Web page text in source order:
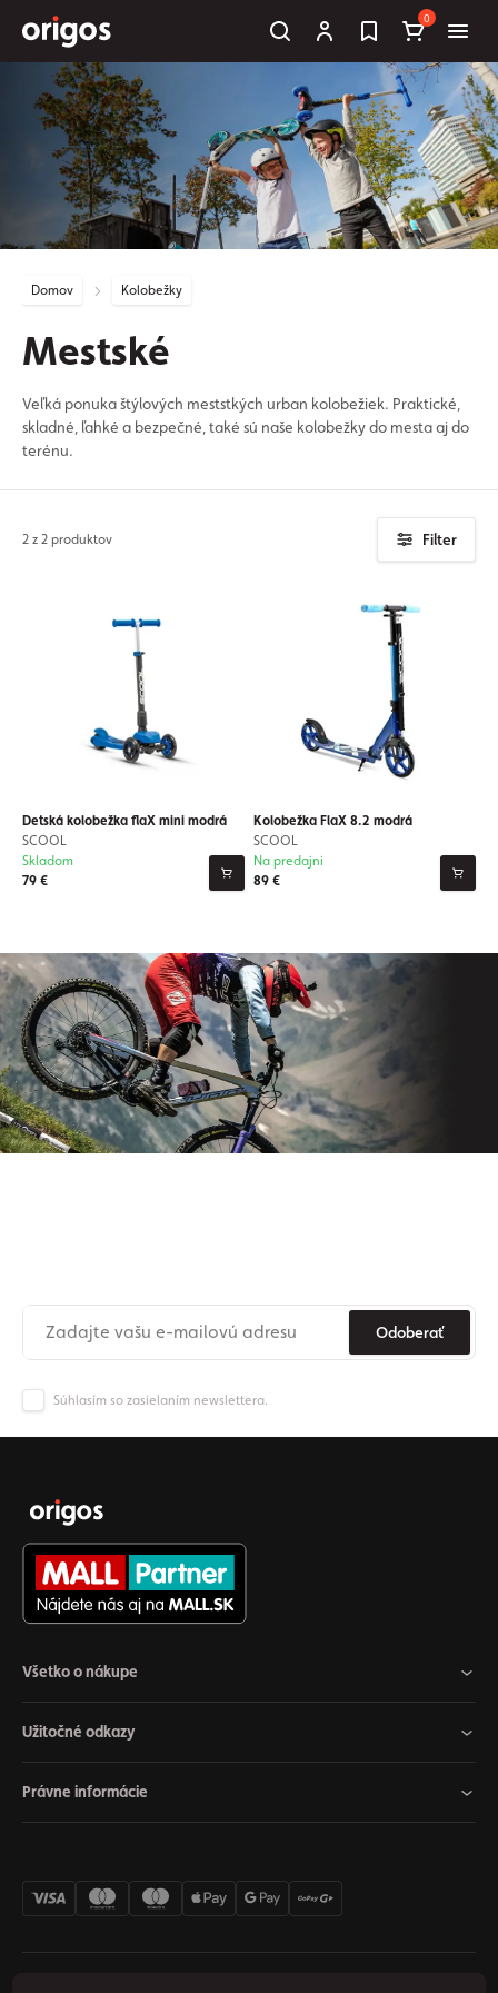
0
Domov Kolobežky
Mestské
Veľká ponuka štýlových meststkých urban kolobežiek. Praktické,
skladné, ľahké a bezpečné, také sú naše kolobežky do mesta aj do
terénu.
2 z 2 produktov Filter
Detská kolobežka flaX mini modrá
SCOOL
79 €
Skladom
Kolobežka FlaX 8.2 modrá
SCOOL
89 €
Na predajni
Odoberať
Súhlasím so zasielaním newslettera.
Všetko o nákupe
Užitočné odkazy
Právne informácie